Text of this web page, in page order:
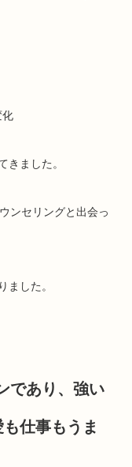
化
きました。
ンセリングと出会っ
ました。
であり、強い
仕事もうま